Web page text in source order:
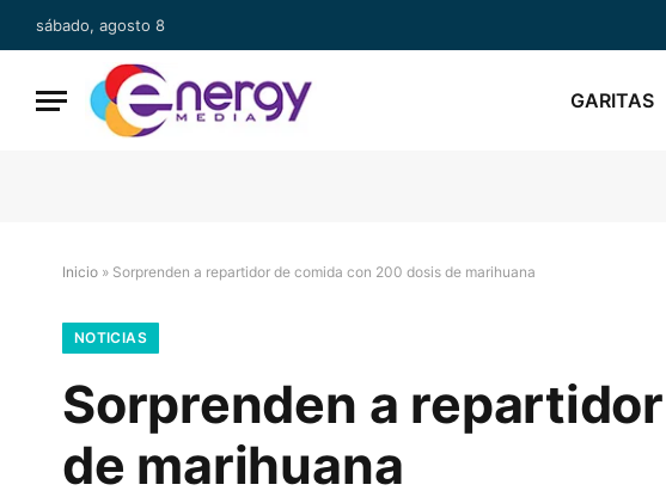
sábado, agosto 8
GARITAS
Inicio » Sorprenden a repartidor de comida con 200 dosis de marihuana
NOTICIAS
Sorprenden a
de marihuana